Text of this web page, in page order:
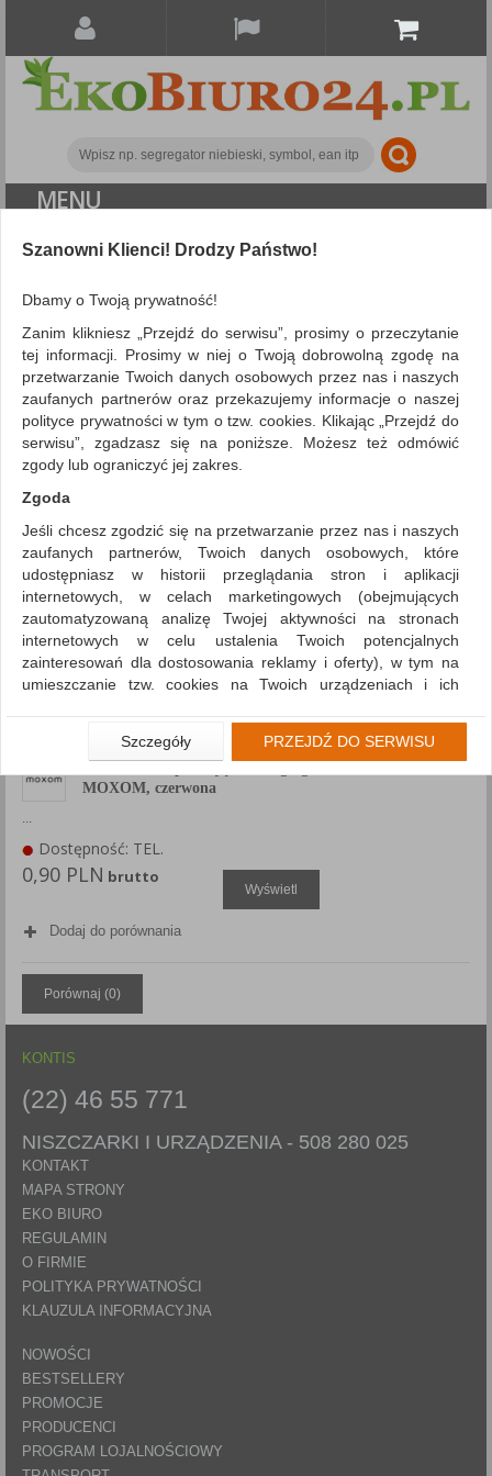
MENU
ALL CATEGORIES
FILTRY
Archiwizacja dokumentów Plomby
ZNALEZIONYCH PRODUKTÓW: 1 Porównaj (0)
Sortuj po
MOXOM, czerwona
...
Dostępność: TEL.
0,90 PLN brutto
Wyświetl
Dodaj do porównania
Porównaj (0)
KONTIS
(22) 46 55 771
NISZCZARKI I URZĄDZENIA - 508 280 025
KONTAKT
MAPA STRONY
EKO BIURO
REGULAMIN
O FIRMIE
POLITYKA PRYWATNOŚCI
KLAUZULA INFORMACYJNA
NOWOŚCI
BESTSELLERY
PROMOCJE
PRODUCENCI
PROGRAM LOJALNOŚCIOWY
Szanowni Klienci! Drodzy Państwo!
Dbamy o Twoją prywatność!
Zanim klikniesz „Przejdź do serwisu”, prosimy o przeczytanie
tej informacji. Prosimy w niej o Twoją dobrowolną zgodę na
przetwarzanie Twoich danych osobowych przez nas i naszych
zaufanych partnerów oraz przekazujemy informacje o naszej
polityce prywatności w tym o tzw. cookies. Klikając „Przejdź do
serwisu”, zgadzasz się na poniższe. Możesz też odmówić
zgody lub ograniczyć jej zakres.
Zgoda
Jeśli chcesz zgodzić się na przetwarzanie przez nas i naszych
zaufanych partnerów, Twoich danych osobowych, które
udostępniasz w historii przeglądania stron i aplikacji
internetowych, w celach marketingowych (obejmujących
zautomatyzowaną analizę Twojej aktywności na stronach
internetowych w celu ustalenia Twoich potencjalnych
zainteresowań dla dostosowania reklamy i oferty), w tym na
umieszczanie tzw. cookies na Twoich urządzeniach i ich
Jeśli nie chcesz wyrazić zgody lub ograniczyć jej zakres, kliknij
„Szczegóły”, gdzie znajdziesz wszelkie informacje o tym jak to
zrobić . Te same informacje znajdziesz także na podstronie z
prawidłową realizację Umowy z Państwem i związane z tym
prawidłowe działanie naszej strony www, a w szczególności
wyświetlenie Państwu prawidłowych informacji o promocjach
Każda Państwa zgoda jest dobrowolna i można ją w dowolnym
momencie wycofać.
Polityka prywatności (rozwiń)
Klauzula Informacyjna (rozwiń)
Lista Zaufanych Partnerów (rozwiń)
Szczegóły PRZEJDŹ DO SERWISU